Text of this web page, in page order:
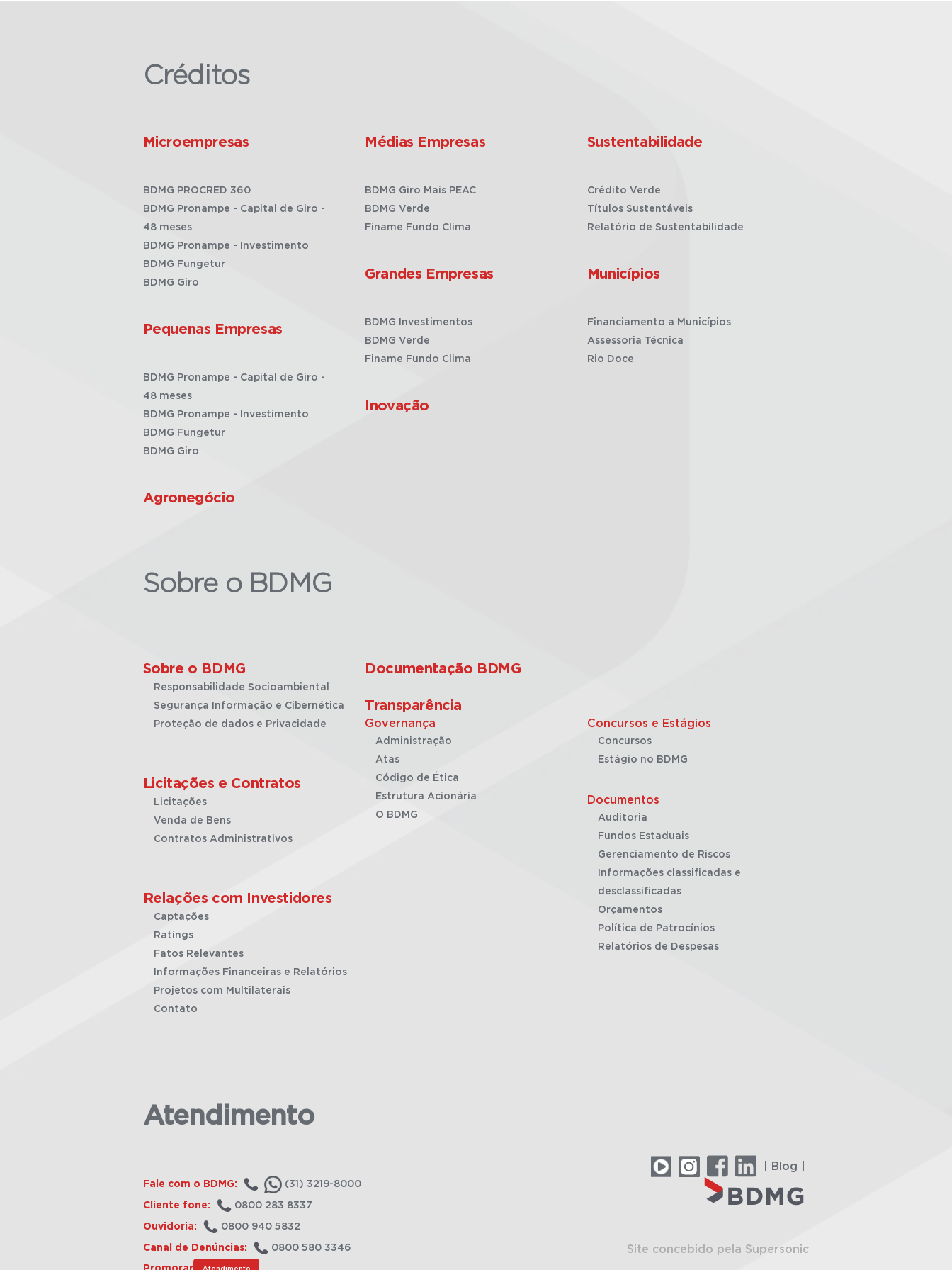
Créditos
Microempresas
BDMG PROCRED 360
BDMG Pronampe - Capital de Giro -
48 meses
BDMG Pronampe - Investimento
BDMG Fungetur
BDMG Giro
Pequenas Empresas
BDMG Pronampe - Capital de Giro -
48 meses
BDMG Pronampe - Investimento
BDMG Fungetur
BDMG Giro
Agronegócio
Médias Empresas
BDMG Giro Mais PEAC
BDMG Verde
Finame Fundo Clima
Grandes Empresas
BDMG Investimentos
BDMG Verde
Finame Fundo Clima
Inovação
Sustentabilidade
Crédito Verde
Títulos Sustentáveis
Relatório de Sustentabilidade
Municípios
Financiamento a Municípios
Assessoria Técnica
Rio Doce
Sobre o BDMG
Sobre o BDMG
Responsabilidade Socioambiental
Segurança Informação e Cibernética
Proteção de dados e Privacidade
Licitações e Contratos
Licitações
Venda de Bens
Contratos Administrativos
Relações com Investidores
Captações
Ratings
Fatos Relevantes
Informações Financeiras e Relatórios
Projetos com Multilaterais
Contato
Documentação BDMG
Transparência
Governança
Administração
Atas
Código de Ética
Estrutura Acionária
O BDMG
Concursos e Estágios
Concursos
Estágio no BDMG
Documentos
Auditoria
Fundos Estaduais
Gerenciamento de Riscos
Informações classificadas e
desclassificadas
Orçamentos
Política de Patrocínios
Relatórios de Despesas
Atendimento
Fale com o BDMG: (31) 3219-8000
Cliente fone: 0800 283 8337
Ouvidoria: 0800 940 5832
Canal de Denúncias: 0800 580 3346
Atendimento
| Blog |
Site concebido pela Supersonic